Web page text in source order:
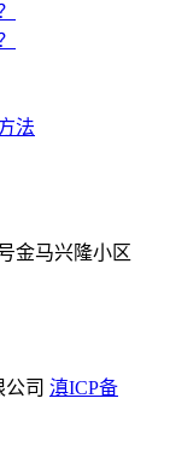
法
金马兴隆小区
司 滇ICP备